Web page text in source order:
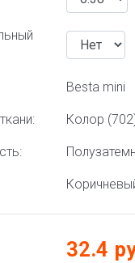
Besta mini
Колор
32.4